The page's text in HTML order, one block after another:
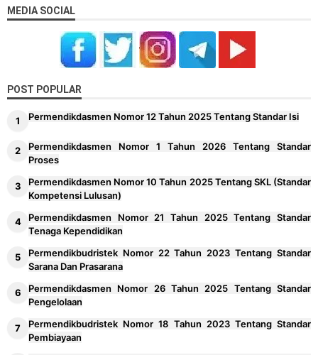
MEDIA SOCIAL
POST POPULAR
Permendikdasmen Nomor 12 Tahun 2025 Tentang Standar Isi
Permendikdasmen Nomor 1 Tahun 2026 Tentang Standar
Proses
Permendikdasmen Nomor 10 Tahun 2025 Tentang SKL (Standar
Kompetensi Lulusan)
Permendikdasmen Nomor 21 Tahun 2025 Tentang Standar
Tenaga Kependidikan
Permendikbudristek Nomor 22 Tahun 2023 Tentang Standar
Sarana Dan Prasarana
Permendikdasmen Nomor 26 Tahun 2025 Tentang Standar
Pengelolaan
Permendikbudristek Nomor 18 Tahun 2023 Tentang Standar
Pembiayaan